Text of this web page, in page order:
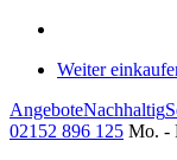
Weiter
AngeboteNachhaltig
02152 896 125 Mo. -